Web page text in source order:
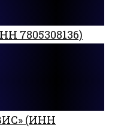
7805308136)
(ИНН